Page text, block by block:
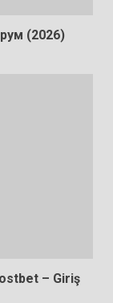
(2026)
– Giriş